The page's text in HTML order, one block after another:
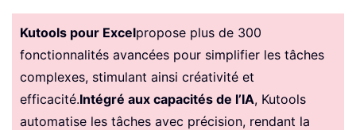
Kutools pour Excelpropose plus de 300
fonctionnalités avancées pour simplifier les tâches
complexes, stimulant ainsi créativité et
efficacité.Intégré aux capacités de l’IA, Kutools
automatise les tâches avec précision, rendant la